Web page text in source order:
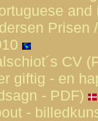
Prisen
CV
giftig - en
- PDF)
-